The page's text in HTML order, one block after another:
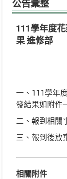
公告彙整
111學年度
果 進修部
一、111學年
發結果如附件
二、報到相關
三、報到後放
相關附件